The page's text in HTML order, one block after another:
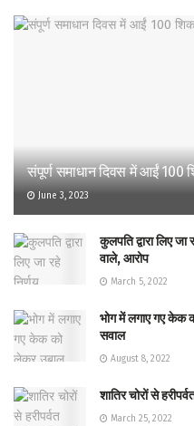
संपूर्ण समाधान दिवस में आईं 100
June 3, 2023
कुलपति द्वारा लिए जा
वाले, आरोप
March 5, 2022
भोग में लगाए गए केक
सवाल
August 8, 2022
शातिर चोरों से
March 25, 2022